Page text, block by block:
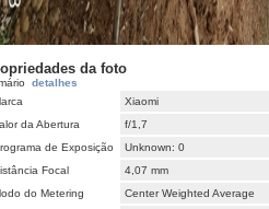
da foto
detalhes
Xiaomi
da Abertura
f/1,7
de Exposição
Unknown: 0
Focal
4,07 mm
do Metering
Center Weighted Average